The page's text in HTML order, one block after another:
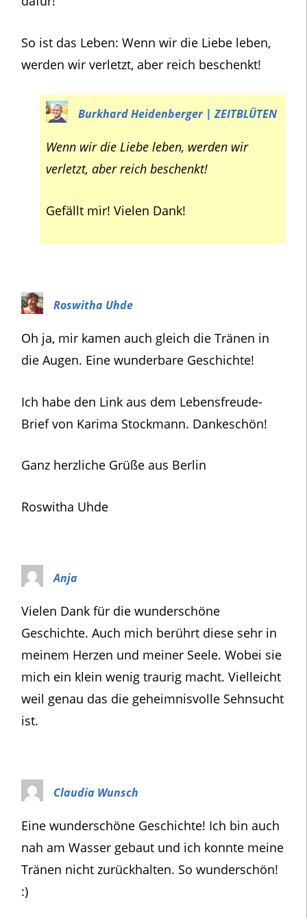
So ist das Leben: Wenn wir die Liebe leben,
werden wir verletzt, aber reich beschenkt!
Burkhard Heidenberger | ZEITBLÜTEN
Wenn wir die Liebe leben, werden wir
verletzt, aber reich beschenkt!
Gefällt mir! Vielen Dank!
Roswitha Uhde
Oh ja, mir kamen auch gleich die Tränen in
die Augen. Eine wunderbare Geschichte!
Ich habe den Link aus dem Lebensfreude-
Brief von Karima Stockmann. Dankeschön!
Ganz herzliche Grüße aus Berlin
Roswitha Uhde
Anja
Vielen Dank für die wunderschöne
Geschichte. Auch mich berührt diese sehr in
meinem Herzen und meiner Seele. Wobei sie
mich ein klein wenig traurig macht. Vielleicht
weil genau das die geheimnisvolle Sehnsucht
ist.
Claudia Wunsch
Eine wunderschöne Geschichte! Ich bin auch
nah am Wasser gebaut und ich konnte meine
Tränen nicht zurückhalten. So wunderschön!
:)